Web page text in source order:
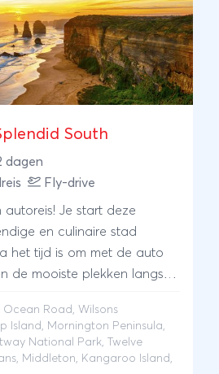
South
dagen
Fly-drive
autoreis! Je start deze
en culinaire stad
het tijd is om met de auto
de mooiste plekken langs
met een ruige natuur en
rijd je naar Phillip
koala’s en
Ocean Road , Wilsons
Island, Mornington Peninsula,
National Park, Twelve
Middleton, Kangaroo Island,